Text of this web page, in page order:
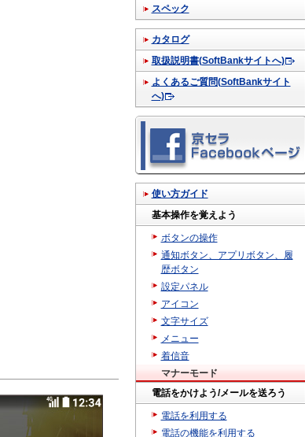
スペック
カタログ
取扱説明書(SoftBankサイトへ)
よくあるご質問(SoftBankサイト
へ)
使い方ガイド
基本操作を覚えよう
ボタンの操作
通知ボタン、アプリボタン、履
歴ボタン
設定パネル
アイコン
文字サイズ
メニュー
着信音
マナーモード
電話をかけよう/メールを送ろう
電話を利用する
電話の機能を利用する